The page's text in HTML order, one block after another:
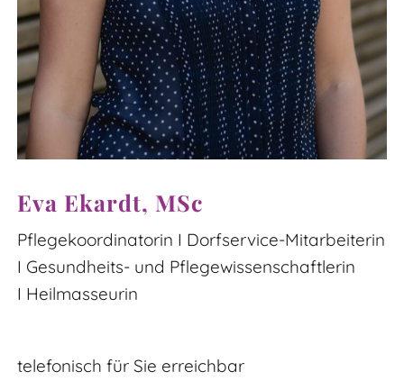
Eva Ekardt, MSc
Pflegekoordinatorin I Dorfservice-Mitarbeiterin
I Gesundheits- und Pflegewissenschaftlerin
I Heilmasseurin
telefonisch für Sie erreichbar